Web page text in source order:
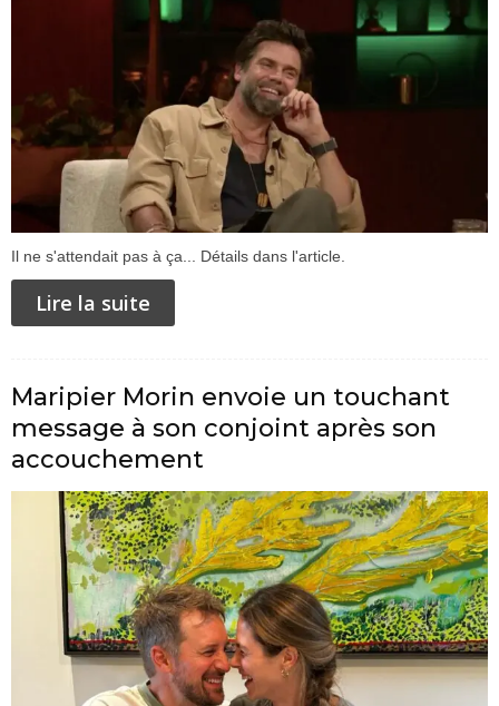
Il ne s'attendait pas à ça... Détails dans l'article.
Lire la suite
Maripier Morin envoie un touchant
message à son conjoint après son
accouchement